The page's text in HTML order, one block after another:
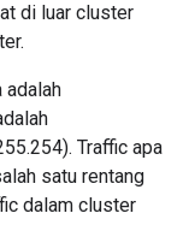
di luar cluster
adalah
Traffic apa
satu rentang
dalam cluster